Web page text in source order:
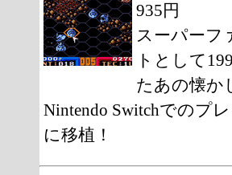
935円
スーパーフ
トとして
たあの懐か
Nintendo Switchでのプ
に移植！